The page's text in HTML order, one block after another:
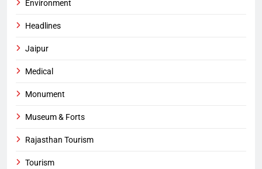
Environment
Headlines
Jaipur
Medical
Monument
Museum & Forts
Rajasthan Tourism
Tourism